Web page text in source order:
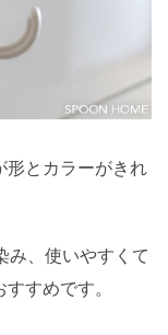
形とカラーがきれ
み、使いやすくて
すめです。